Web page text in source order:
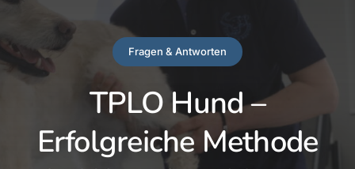
Fragen & Antworten
TPLO Hund –
Erfolgreiche Methode